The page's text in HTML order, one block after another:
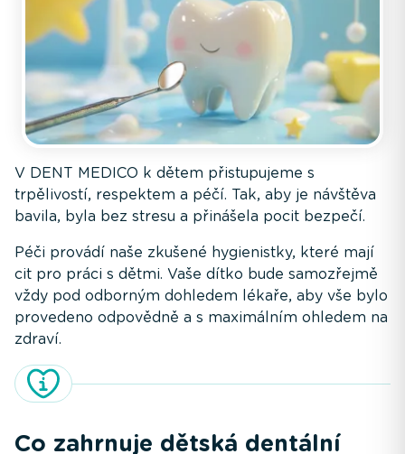
V DENT MEDICO k dětem přistupujeme s
trpělivostí, respektem a péčí. Tak, aby je návštěva
bavila, byla bez stresu a přinášela pocit bezpečí.
Péči provádí naše zkušené hygienistky, které mají
cit pro práci s dětmi. Vaše dítko bude samozřejmě
vždy pod odborným dohledem lékaře, aby vše bylo
provedeno odpovědně a s maximálním ohledem na
zdraví.
Co zahrnuje dětská dentální